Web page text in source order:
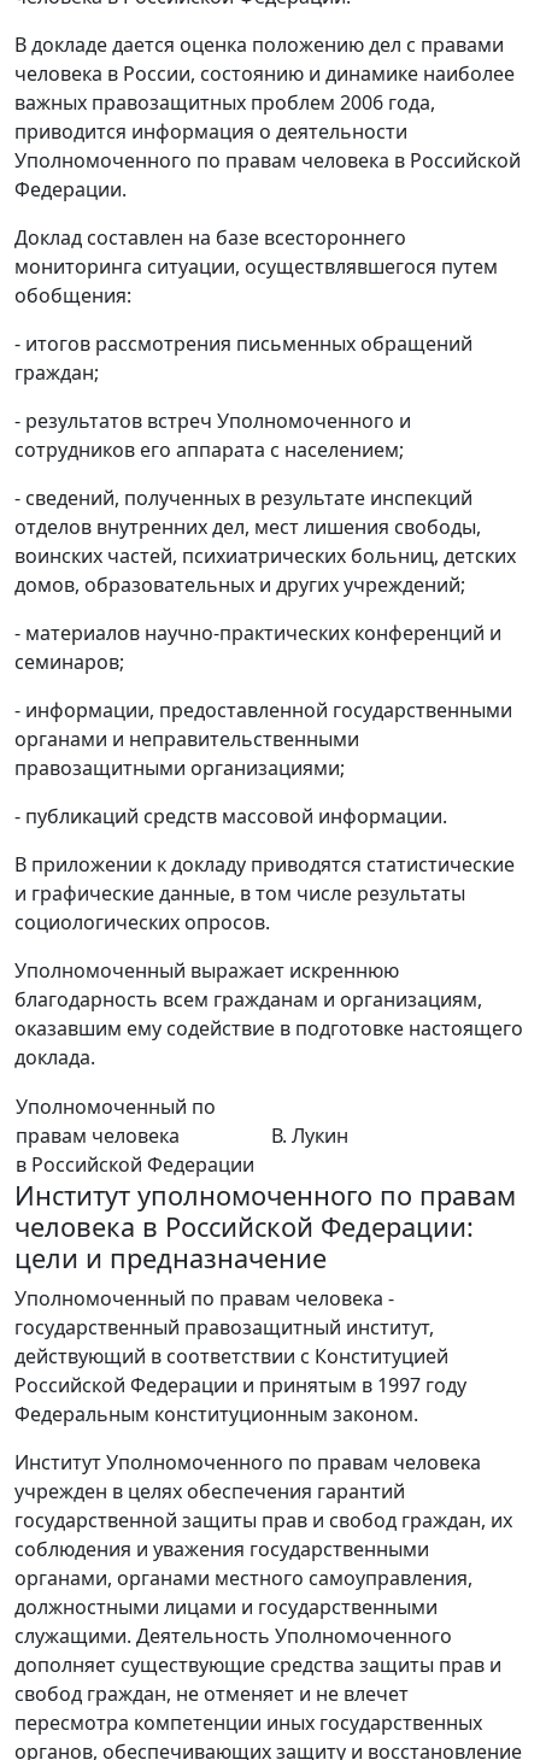
В докладе дается оценка положению дел с правами
человека в России, состоянию и динамике наиболее
важных правозащитных проблем 2006 года,
приводится информация о деятельности
Уполномоченного по правам человека в Российской
Федерации.
Доклад составлен на базе всестороннего
мониторинга ситуации, осуществлявшегося путем
обобщения:
- итогов рассмотрения письменных обращений
граждан;
- результатов встреч Уполномоченного и
сотрудников его аппарата с населением;
- сведений, полученных в результате инспекций
отделов внутренних дел, мест лишения свободы,
воинских частей, психиатрических больниц, детских
домов, образовательных и других учреждений;
- материалов научно-практических конференций и
семинаров;
- информации, предоставленной государственными
органами и неправительственными
правозащитными организациями;
- публикаций средств массовой информации.
В приложении к докладу приводятся статистические
и графические данные, в том числе результаты
социологических опросов.
Уполномоченный выражает искреннюю
благодарность всем гражданам и организациям,
оказавшим ему содействие в подготовке настоящего
доклада.
Уполномоченный по
правам человека
в Российской Федерации
В. Лукин
Институт уполномоченного по правам
человека в Российской Федерации:
цели и предназначение
Уполномоченный по правам человека -
государственный правозащитный институт,
действующий в соответствии с Конституцией
Российской Федерации и принятым в 1997 году
Федеральным конституционным законом.
Институт Уполномоченного по правам человека
учрежден в целях обеспечения гарантий
государственной защиты прав и свобод граждан, их
соблюдения и уважения государственными
органами, органами местного самоуправления,
должностными лицами и государственными
служащими. Деятельность Уполномоченного
дополняет существующие средства защиты прав и
свобод граждан, не отменяет и не влечет
пересмотра компетенции иных государственных
органов, обеспечивающих защиту и восстановление